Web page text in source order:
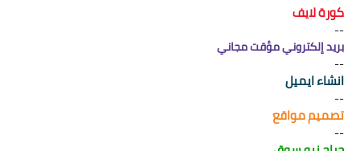
كورة لايف
--
بريد إلكتروني مؤقت مجاني
--
انشاء ايميل
--
تصميم مواقع
--